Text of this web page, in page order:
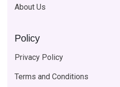
About Us
Policy
Privacy Policy
Terms and Conditions